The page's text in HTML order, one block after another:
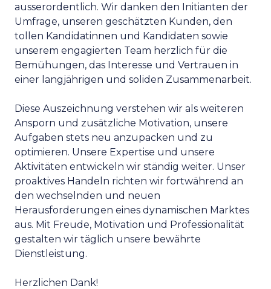
ausserordentlich. Wir danken den Initianten der
Umfrage, unseren geschätzten Kunden, den
tollen Kandidatinnen und Kandidaten sowie
unserem engagierten Team herzlich für die
Bemühungen, das Interesse und Vertrauen in
einer langjährigen und soliden Zusammenarbeit.
Diese Auszeichnung verstehen wir als weiteren
Ansporn und zusätzliche Motivation, unsere
Aufgaben stets neu anzupacken und zu
optimieren. Unsere Expertise und unsere
Aktivitäten entwickeln wir ständig weiter. Unser
proaktives Handeln richten wir fortwährend an
den wechselnden und neuen
Herausforderungen eines dynamischen Marktes
aus. Mit Freude, Motivation und Professionalität
gestalten wir täglich unsere bewährte
Dienstleistung.
Herzlichen Dank!